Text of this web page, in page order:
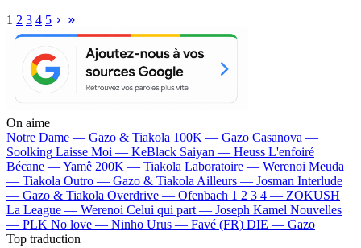
1 2 3 4 5
On aime
Notre Dame — Gazo & Tiakola 100K — Gazo Casanova —
Soolking Laisse Moi — KeBlack Saiyan — Heuss L'enfoiré
Bécane —Yamê 200K — Tiakola Laboratoire — Werenoi Meuda
— Tiakola Outro — Gazo & Tiakola Ailleurs — Josman Interlude
— Gazo & Tiakola Overdrive — Ofenbach 1 2 3 4 — ZOKUSH
La League — Werenoi Celui qui part — Joseph Kamel Nouvelles
— PLK No love — Ninho Urus — Favé (FR) DIE — Gazo
Top traduction